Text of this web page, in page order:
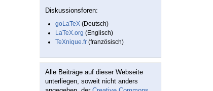
Diskussionsforen:
goLaTeX (Deutsch)
LaTeX.org (Englisch)
TeXnique.fr (französisch)
Alle Beiträge auf dieser Webseite
unterliegen, soweit nicht anders